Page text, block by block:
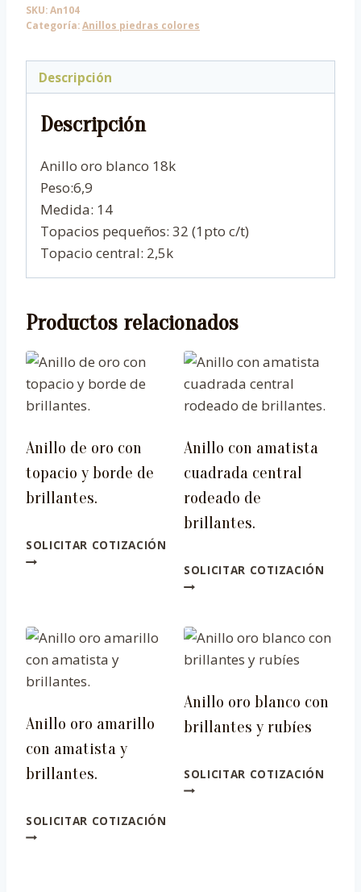
con
cantidad
SKU:An104
Categoría:Anillos piedras colores
Descripción
Descripción
Anillo oro blanco 18k
Peso:6,9
Medida: 14
Topacios pequeños: 32 (1pto c/t)
Topacio central: 2,5k
Productos relacionados
Anillo de oro con
topacio y borde de
brillantes.
SOLICITAR COTIZACIÓN
Anillo con amatista
cuadrada central
rodeado de
brillantes.
SOLICITAR COTIZACIÓN
Anillo oro amarillo
con amatista y
brillantes.
SOLICITAR COTIZACIÓN
Anillo oro blanco con
brillantes y rubíes
SOLICITAR COTIZACIÓN